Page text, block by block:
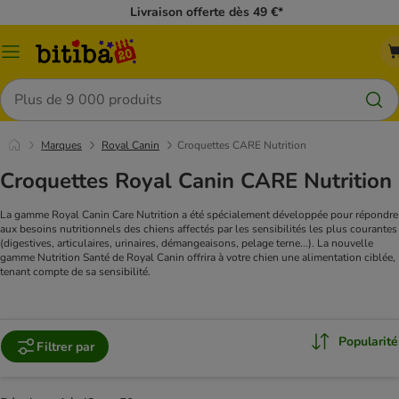
Livraison offerte dès 49 €*
Menu
Rechercher
Marques Royal Canin Croquettes CARE Nutrition
Croquettes Royal Canin CARE Nutrition
La gamme Royal Canin Care Nutrition a été spécialement développée pour répondre
aux besoins nutritionnels des chiens affectés par les sensibilités les plus courantes
(digestives, articulaires, urinaires, démangeaisons, pelage terne...). La nouvelle
gamme Nutrition Santé de Royal Canin offrira à votre chien une alimentation ciblée,
tenant compte de sa sensibilité.
Filtrer par Popularité